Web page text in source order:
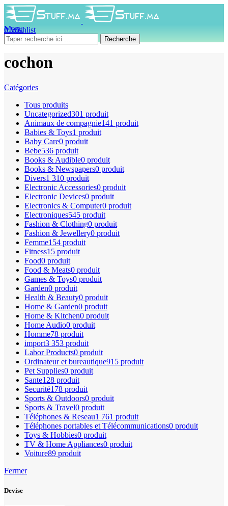
0Wishlist
0produit 0DH
Menu
Recherche
cochon
Catégories
Tous produits
Uncategorized301 produit
Animaux de compagnie141 produit
Babies & Toys1 produit
Baby Care0 produit
Bebe536 produit
Books & Audible0 produit
Books & Newspapers0 produit
Divers1 310 produit
Electronic Accessories0 produit
Electronic Devices0 produit
Electronics & Computer0 produit
Electroniques545 produit
Fashion & Clothing0 produit
Fashion & Jewellery0 produit
Femme154 produit
Fitness15 produit
Food0 produit
Food & Meats0 produit
Games & Toys0 produit
Garden0 produit
Health & Beauty0 produit
Home & Garden0 produit
Home & Kitchen0 produit
Home Audio0 produit
Homme78 produit
import3 353 produit
Labor Products0 produit
Ordinateur et bureautique915 produit
Pet Supplies0 produit
Sante128 produit
Securité178 produit
Sports & Outdoors0 produit
Sports & Travel0 produit
Téléphones & Reseau1 761 produit
Téléphones portables et Télécommunications0 produit
Toys & Hobbies0 produit
TV & Home Appliances0 produit
Voiture89 produit
Fermer
Devise